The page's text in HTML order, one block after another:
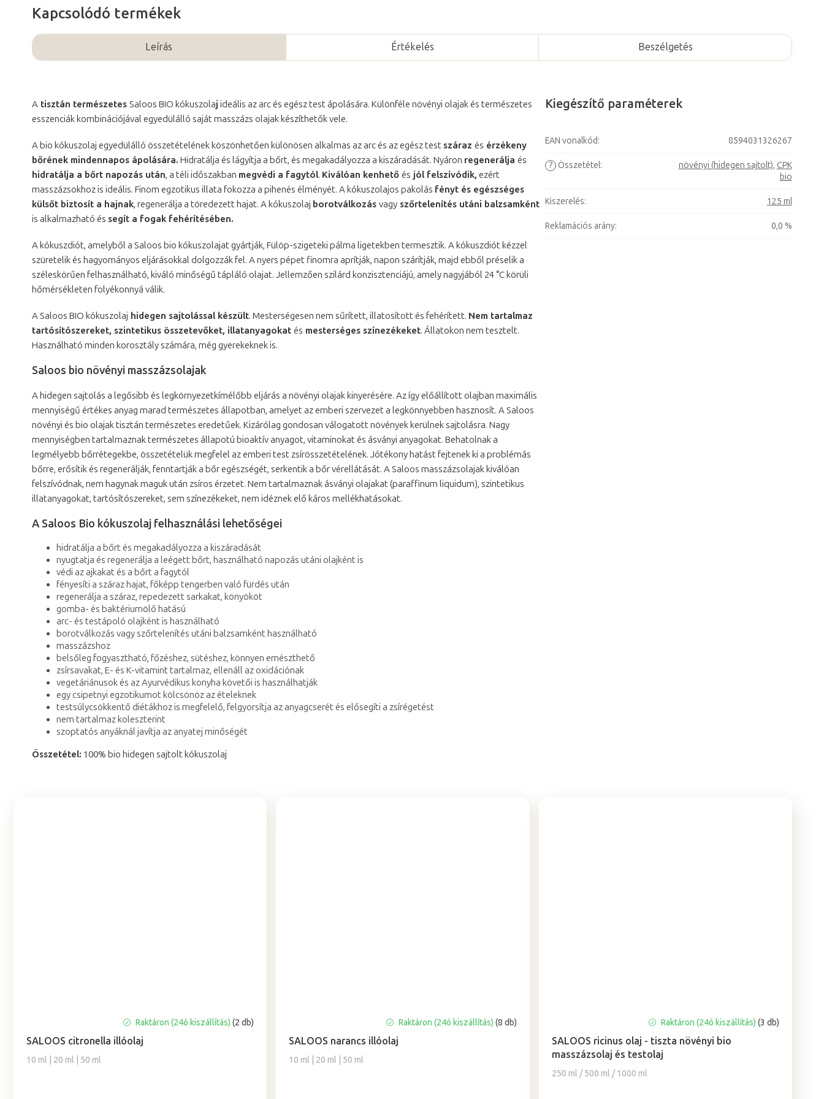
Kapcsolódó termékek
SALOOS citronella illóolaj
10 ml | 20 ml | 50 ml
Raktáron (24ó kiszállítás)(2 db)
SALOOS narancs illóolaj
10 ml | 20 ml | 50 ml
átlagos
értékelése
Raktáron (24ó kiszállítás) (8 db)
SALOOS ricinus olaj - tiszta növényi bio
masszázsolaj és testolaj
250 ml / 500 ml / 1000 ml
átlagos
értékelése
5-
Raktáron (24ó kiszállítás) (3 db)
Leírás Értékelés Beszélgetés
A tisztán természetes Saloos BIO kókuszolaj ideális az arc és egész test ápolására. Különféle növényi olajak és természetes
esszenciák kombinációjával egyedülálló saját masszázs olajak készíthetők vele.
A bio kókuszolaj egyedülálló összetételének köszönhetően különösen alkalmas az arc és az egész test száraz és érzékeny
bőrének mindennapos ápolására. Hidratálja és lágyítja a bőrt, és megakadályozza a kiszáradását. Nyáron regenerálja és
hidratálja a bőrt napozás után, a téli időszakban megvédi a fagytól. Kiválóan kenhető és jól felszívódik, ezért
masszázsokhoz is ideális. Finom egzotikus illata fokozza a pihenés élményét. A kókuszolajos pakolás fényt és egészséges
külsőt biztosít a hajnak, regenerálja a töredezett hajat. A kókuszolaj borotválkozás vagy szőrtelenítés utáni balzsamként
is alkalmazható és segít a fogak fehérítésében.
A kókuszdiót, amelyből a Saloos bio kókuszolajat gyártják, Fülöp-szigeteki pálma ligetekben termesztik. A kókuszdiót kézzel
szüretelik és hagyományos eljárásokkal dolgozzák fel. A nyers pépet finomra aprítják, napon szárítják, majd ebből préselik a
széleskörűen felhasználható, kiváló minőségű tápláló olajat. Jellemzően szilárd konzisztenciájú, amely nagyjából 24 °C körüli
hőmérsékleten folyékonnyá válik.
A Saloos BIO kókuszolaj hidegen sajtolással készült. Mesterségesen nem sűrített, illatosított és fehérített. Nem tartalmaz
tartósítószereket, szintetikus összetevőket, illatanyagokat és mesterséges színezékeket. Állatokon nem tesztelt.
Használható minden korosztály számára, még gyerekeknek is.
Saloos bio növényi masszázsolajak
A hidegen sajtolás a legősibb és legkörnyezetkímélőbb eljárás a növényi olajak kinyerésére. Az így előállított olajban maximális
mennyiségű értékes anyag marad természetes állapotban, amelyet az emberi szervezet a legkönnyebben hasznosít. A Saloos
növényi és bio olajak tisztán természetes eredetűek. Kizárólag gondosan válogatott növények kerülnek sajtolásra. Nagy
mennyiségben tartalmaznak természetes állapotú bioaktív anyagot, vitaminokat és ásványi anyagokat. Behatolnak a
legmélyebb bőrrétegekbe, összetételük megfelel az emberi test zsírösszetételének. Jótékony hatást fejtenek ki a problémás
bőrre, erősítik és regenerálják, fenntartják a bőr egészségét, serkentik a bőr vérellátását. A Saloos masszázsolajak kiválóan
felszívódnak, nem hagynak maguk után zsíros érzetet. Nem tartalmaznak ásványi olajakat (paraffinum liquidum), szintetikus
illatanyagokat, tartósítószereket, sem színezékeket, nem idéznek elő káros mellékhatásokat.
A Saloos Bio kókuszolaj felhasználási lehetőségei
hidratálja a bőrt és megakadályozza a kiszáradását
nyugtatja és regenerálja a leégett bőrt, használható napozás utáni olajként is
védi az ajkakat és a bőrt a fagytól
fényesíti a száraz hajat, főképp tengerben való fürdés után
regenerálja a száraz, repedezett sarkakat, könyököt
gomba- és baktériumölő hatású
arc- és testápoló olajként is használható
borotválkozás vagy szőrtelenítés utáni balzsamként használható
masszázshoz
belsőleg fogyasztható, főzéshez, sütéshez, könnyen emészthető
zsírsavakat, E- és K-vitamint tartalmaz, ellenáll az oxidációnak
vegetáriánusok és az Ayurvédikus konyha követői is használhatják
egy csipetnyi egzotikumot kölcsönöz az ételeknek
testsúlycsökkentő diétákhoz is megfelelő, felgyorsítja az anyagcserét és elősegíti a zsírégetést
nem tartalmaz koleszterint
szoptatós anyáknál javítja az anyatej minőségét
Összetétel: 100% bio hidegen sajtolt kókuszolaj
Kiegészítő paraméterek
EAN vonalkód: 8594031326267
? Összetétel: növényi (hidegen sajtolt), CPK
bio
Kiszerelés: 125 ml
Reklamációs arány: 0,0 %